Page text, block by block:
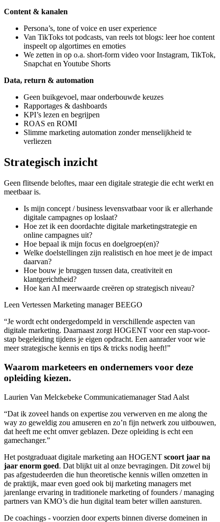
Content & kanalen
Persona’s, tone of voice en user experience
Van TikToks tot podcasts, van reels tot blogs: leer hoe content
inspeelt op algortimes en emoties
We zetten in op o.a. short-form video voor Instagram, TikTok,
Snapchat en Youtube Shorts
Data, return & automation
Geen buikgevoel, maar onderbouwde keuzes
Rapportages & dashboards
KPI’s lezen en begrijpen
ROAS en ROMI
Slimme marketing automation zonder menselijkheid te
verliezen
Strategisch inzicht
Geen flitsende beloftes, maar een digitale strategie die echt werkt en
meetbaar is.
Is mijn concept / business levensvatbaar voor ik er allerhande
digitale campagnes op loslaat?
Hoe zet ik een doordachte digitale marketingstrategie en
online campagnes uit?
Hoe bepaal ik mijn focus en doelgroep(en)?
Welke doelstellingen zijn realistisch en hoe meet je de impact
daarvan?
Hoe bouw je bruggen tussen data, creativiteit en
klantgerichtheid?
Hoe kan AI meerwaarde creëren op strategisch niveau?
Leen Vertessen Marketing manager BEEGO
“Je wordt echt ondergedompeld in verschillende aspecten van
digitale marketing. Daarnaast zorgt HOGENT voor een stap-voor-
stap begeleiding tijdens je eigen opdracht. Een aanrader voor wie
meer strategische kennis en tips & tricks nodig heeft!”
Waarom marketeers en ondernemers voor deze
opleiding kiezen.
Laurien Van Melckebeke Communicatiemanager Stad Aalst
“Dat ik zoveel hands on expertise zou verwerven en me along the
way zo geweldig zou amuseren en zo’n fijn netwerk zou uitbouwen,
dat heeft me echt omver geblazen. Deze opleiding is echt een
gamechanger.”
Het postgraduaat digitale marketing aan HOGENT scoort jaar na
jaar enorm goed. Dat blijkt uit al onze bevragingen. Dit zowel bij
pas afgestudeerden die hun theoretische kennis willen omzetten in
de praktijk, maar even goed ook bij marketing managers met
jarenlange ervaring in traditionele marketing of founders / managing
partners van KMO’s die hun digital team beter willen aansturen.
De coachings - voorzien door experts binnen diverse domeinen in